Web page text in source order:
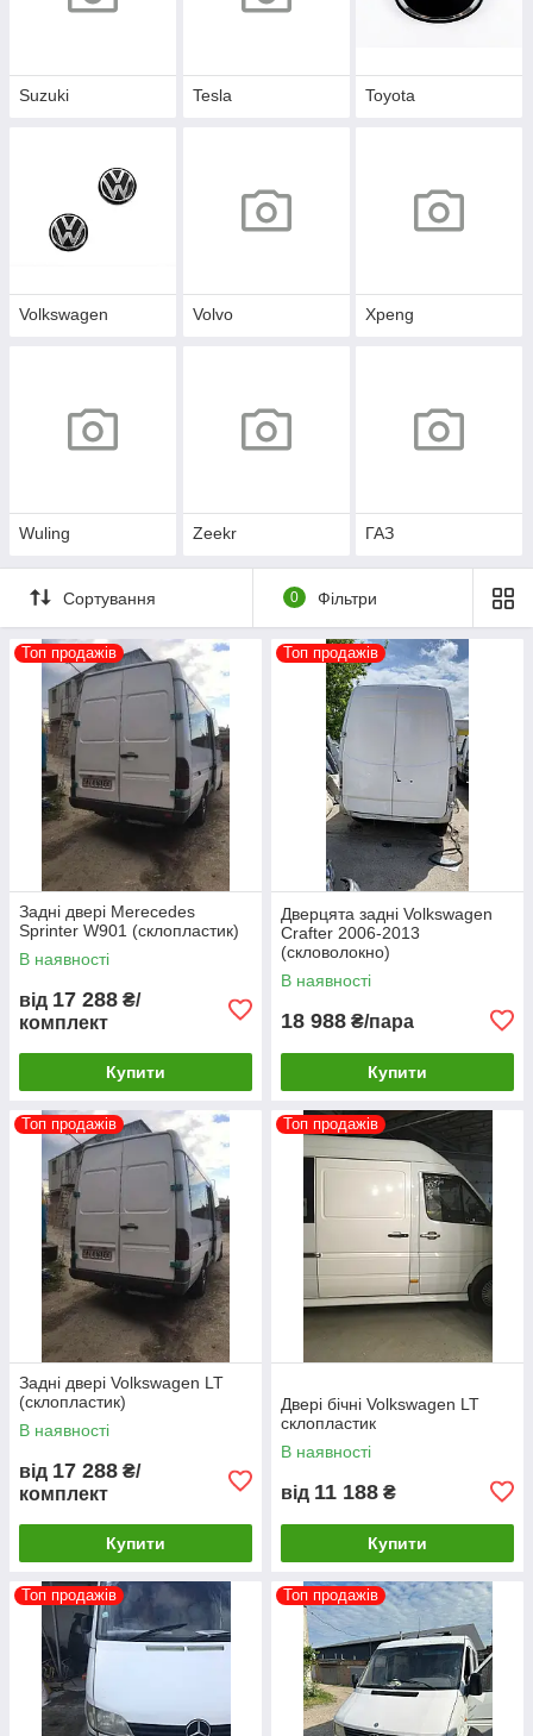
Suzuki Tesla Toyota
Volkswagen Volvo Xpeng
Wuling Zeekr ГАЗ
Сортування 0 Фільтри
Топ продажів
Задні двері Merecedes
Sprinter W901 (склопластик)
В наявності
від 17 288 ₴/
комплект
Купити
Топ продажів
Дверцята задні Volkswagen
Crafter 2006-2013
(скловолокно)
В наявності
18 988 ₴/пара
Купити
Топ продажів
Задні двері Volkswagen LT
(склопластик)
В наявності
від 17 288 ₴/
комплект
Купити
Топ продажів
Двері бічні Volkswagen LT
склопластик
В наявності
від 11 188 ₴
Купити
Топ продажів Топ продажів